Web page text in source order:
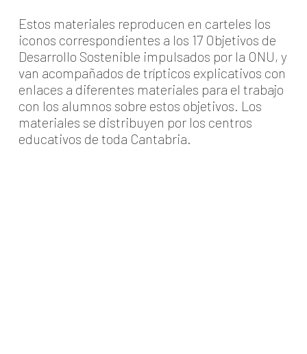
Estos materiales reproducen en carteles los
iconos correspondientes a los 17 Objetivos de
Desarrollo Sostenible impulsados por la ONU, y
van acompañados de trípticos explicativos con
enlaces a diferentes materiales para el trabajo
con los alumnos sobre estos objetivos. Los
materiales se distribuyen por los centros
educativos de toda Cantabria.